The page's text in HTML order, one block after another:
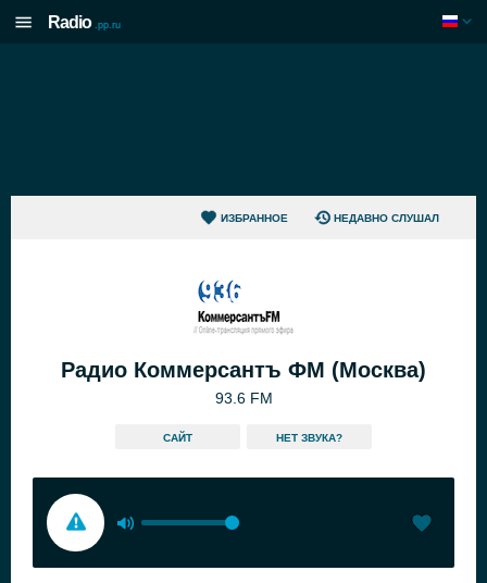
Radio .pp.ru
ИЗБРАННОЕ НЕДАВНО СЛУШАЛ
Радио Коммерсантъ ФМ (Москва)
93.6 FM
САЙТ HЕТ ЗВУКА?